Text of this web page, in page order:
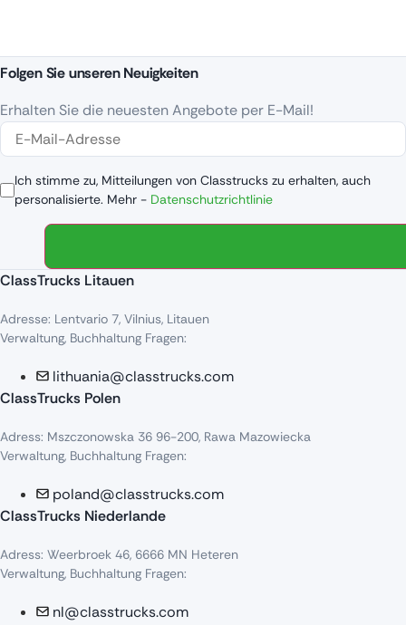
Folgen Sie unseren Neuigkeiten
Erhalten Sie die neuesten Angebote per E-Mail!
Ich stimme zu, Mitteilungen von Classtrucks zu erhalten, auch
personalisierte. Mehr - Datenschutzrichtlinie
ClassTrucks Litauen
Adresse: Lentvario 7, Vilnius, Litauen
Verwaltung, Buchhaltung Fragen:
lithuania@classtrucks.com
ClassTrucks Polen
Adress: Mszczonowska 36 96-200, Rawa Mazowiecka
Verwaltung, Buchhaltung Fragen:
poland@classtrucks.com
ClassTrucks Niederlande​
Adress: Weerbroek 46, 6666 MN Heteren
Verwaltung, Buchhaltung Fragen:
nl@classtrucks.com